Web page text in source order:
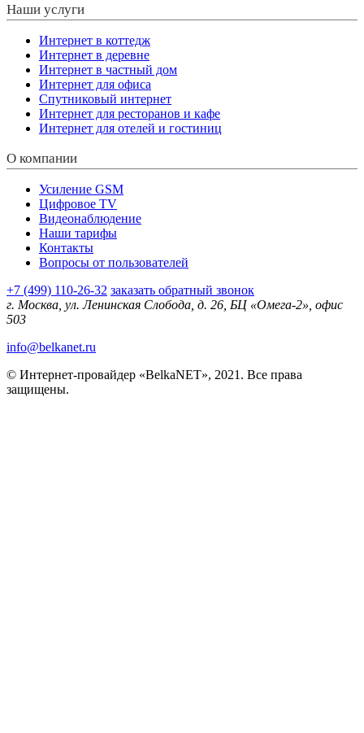
Наши услуги
Интернет в коттедж
Интернет в деревне
Интернет в частный дом
Интернет для офиса
Спутниковый интернет
Интернет для ресторанов и кафе
Интернет для отелей и гостиниц
О компании
Усиление GSM
Цифровое TV
Видеонаблюдение
Наши тарифы
Контакты
Вопросы от пользователей
+7 (499) 110-26-32 заказать обратный звонок
г. Москва, ул. Ленинская Слобода, д. 26, БЦ «Омега-2», офис
503
info@belkanet.ru
© Интернет-провайдер «BelkaNET», 2021. Все права
защищены.